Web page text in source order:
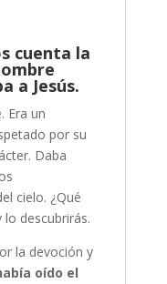
cuenta la
a Jesús.
Era un
por su
Daba
cielo. ¿Qué
descubrirás.
la devoción y
oído el